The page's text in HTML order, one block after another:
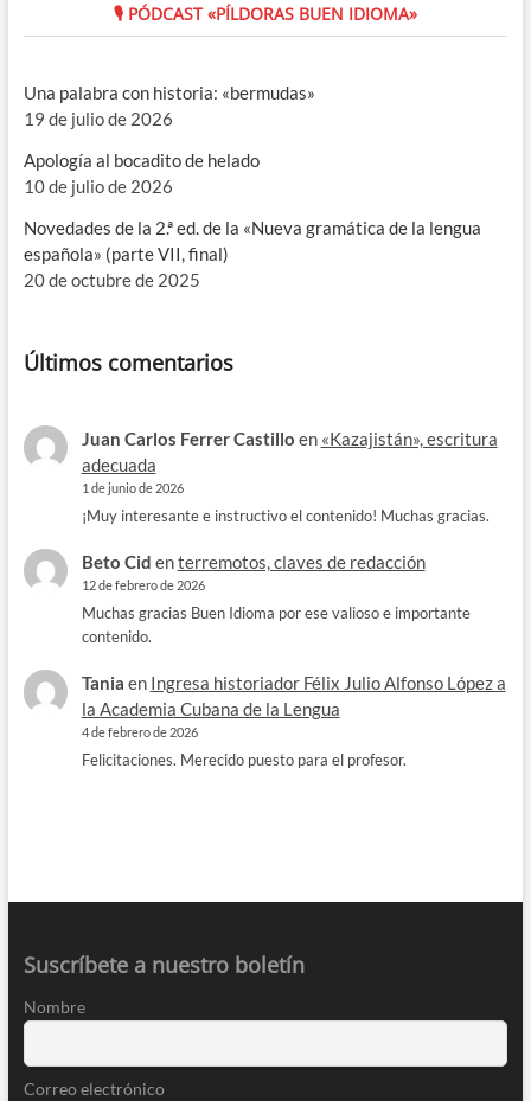
🎙 PÓDCAST «PÍLDORAS BUEN IDIOMA»
Una palabra con historia: «bermudas»
19 de julio de 2026
Apología al bocadito de helado
10 de julio de 2026
Novedades de la 2.ª ed. de la «Nueva gramática de la lengua
española» (parte VII, final)
20 de octubre de 2025
Últimos comentarios
Juan Carlos Ferrer Castillo en «Kazajistán», escritura
adecuada
1 de junio de 2026
¡Muy interesante e instructivo el contenido! Muchas gracias.
Beto Cid enterremotos, claves de redacción
12 de febrero de 2026
Muchas gracias Buen Idioma por ese valioso e importante
contenido.
Tania en Ingresa historiador Félix Julio Alfonso López a
la Academia Cubana de la Lengua
4 de febrero de 2026
Felicitaciones. Merecido puesto para el profesor.
Suscríbete a nuestro boletín
Nombre
Correo electrónico